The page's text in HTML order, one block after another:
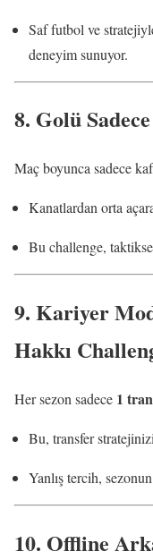
Saf futbol ve
deneyim sunuyor.
8. Golü
Maç boyunca sadece
Kanatlardan orta
Bu challenge,
9. Kariyer
Hakkı
Her sezon sadece 1
Bu, transfer
Yanlış tercih,
10. Offline